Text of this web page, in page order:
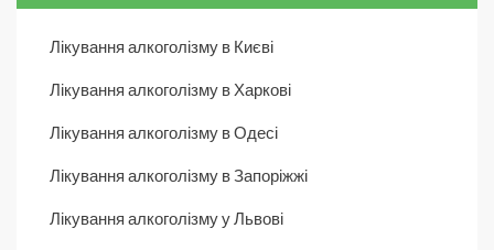
Лікування алкоголізму в Києві
Лікування алкоголізму в Харкові
Лікування алкоголізму в Одесі
Лікування алкоголізму в Запоріжжі
Лікування алкоголізму у Львові